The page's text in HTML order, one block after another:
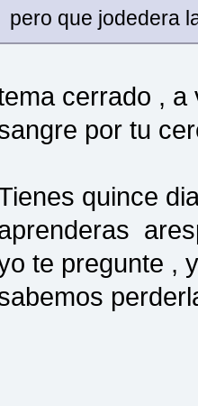
pero que jodedera
cerrado , a
por tu
quince
te pregunte ,